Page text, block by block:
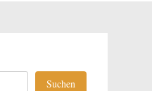
Suchen